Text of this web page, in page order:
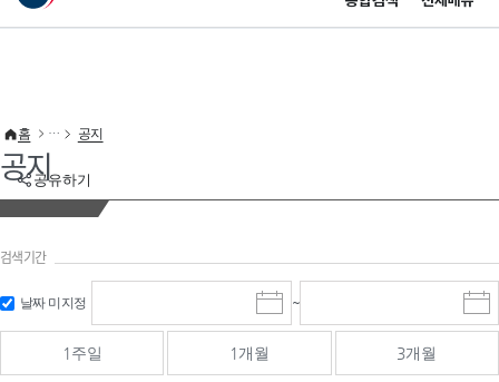
이 누리집은 대한민국 공식 전자정부 누리집입니다.
공유하기
홈 공지
공지
검색기간
날짜 미지정
시
작
일
선
~
종
료
선
1주일 1개월 3개월